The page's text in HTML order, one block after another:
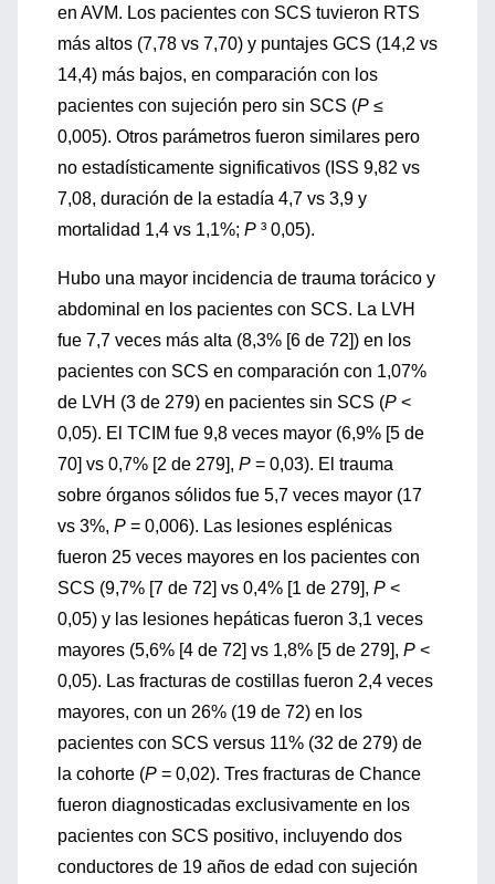
en AVM. Los pacientes con SCS tuvieron RTS
más altos (7,78 vs 7,70) y puntajes GCS (14,2 vs
14,4) más bajos, en comparación con los
pacientes con sujeción pero sin SCS (P ≤
0,005). Otros parámetros fueron similares pero
no estadísticamente significativos (ISS 9,82 vs
7,08, duración de la estadía 4,7 vs 3,9 y
mortalidad 1,4 vs 1,1%; P ³ 0,05).
Hubo una mayor incidencia de trauma torácico y
abdominal en los pacientes con SCS. La LVH
fue 7,7 veces más alta (8,3% [6 de 72]) en los
pacientes con SCS en comparación con 1,07%
de LVH (3 de 279) en pacientes sin SCS (P <
0,05). El TCIM fue 9,8 veces mayor (6,9% [5 de
70] vs 0,7% [2 de 279], P = 0,03). El trauma
sobre órganos sólidos fue 5,7 veces mayor (17
vs 3%, P = 0,006). Las lesiones esplénicas
fueron 25 veces mayores en los pacientes con
SCS (9,7% [7 de 72] vs 0,4% [1 de 279], P <
0,05) y las lesiones hepáticas fueron 3,1 veces
mayores (5,6% [4 de 72] vs 1,8% [5 de 279], P <
0,05). Las fracturas de costillas fueron 2,4 veces
mayores, con un 26% (19 de 72) en los
pacientes con SCS versus 11% (32 de 279) de
la cohorte (P = 0,02). Tres fracturas de Chance
fueron diagnosticadas exclusivamente en los
pacientes con SCS positivo, incluyendo dos
conductores de 19 años de edad con sujeción